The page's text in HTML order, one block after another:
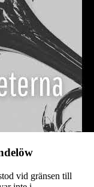
vid gränsen till